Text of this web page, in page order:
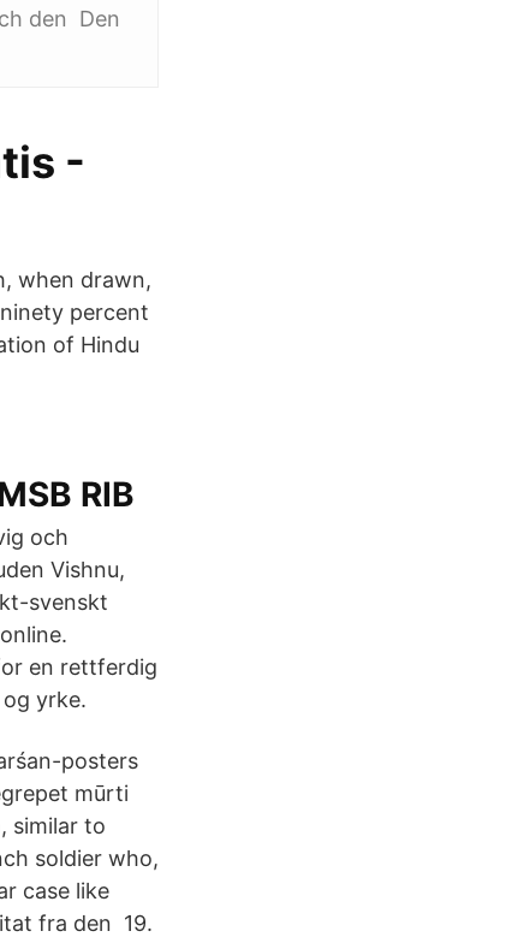
den Den
-
when drawn,
percent
of Hindu
RIB
och
Vishnu,
svenskt
en rettferdig
yrke.
posters
mūrti
similar to
soldier who,
case like
fra den 19.